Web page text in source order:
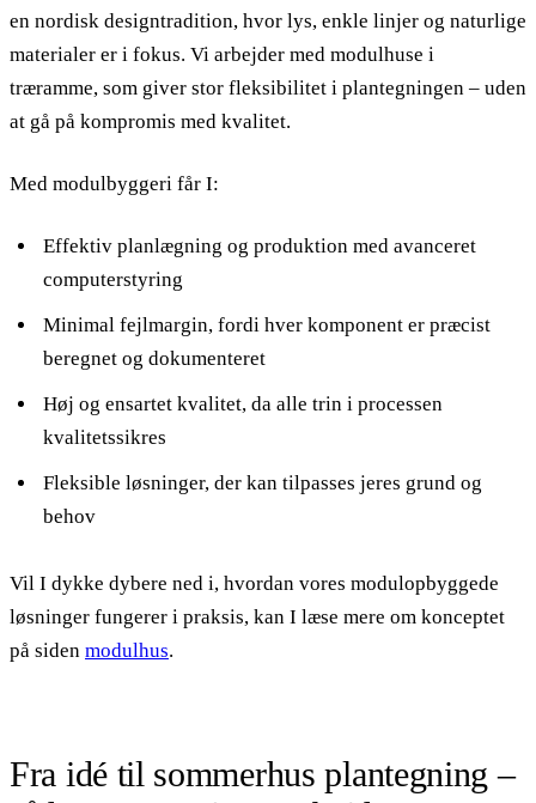
en nordisk designtradition, hvor lys, enkle linjer og naturlige
materialer er i fokus. Vi arbejder med modulhuse i
træramme, som giver stor fleksibilitet i plantegningen – uden
at gå på kompromis med kvalitet.
Med modulbyggeri får I:
Effektiv planlægning og produktion med avanceret
computerstyring
Minimal fejlmargin, fordi hver komponent er præcist
beregnet og dokumenteret
Høj og ensartet kvalitet, da alle trin i processen
kvalitetssikres
Fleksible løsninger, der kan tilpasses jeres grund og
behov
Vil I dykke dybere ned i, hvordan vores modulopbyggede
løsninger fungerer i praksis, kan I læse mere om konceptet
på siden modulhus.
Fra idé til sommerhus plantegning –